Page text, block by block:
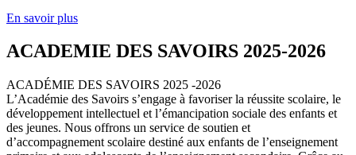
En savoir plus
ACADEMIE DES SAVOIRS 2025-2026
ACADÉMIE DES SAVOIRS 2025 -2026
L’Académie des Savoirs s’engage à favoriser la réussite scolaire, le
développement intellectuel et l’émancipation sociale des enfants et
des jeunes. Nous offrons un service de soutien et
d’accompagnement scolaire destiné aux enfants de l’enseignement